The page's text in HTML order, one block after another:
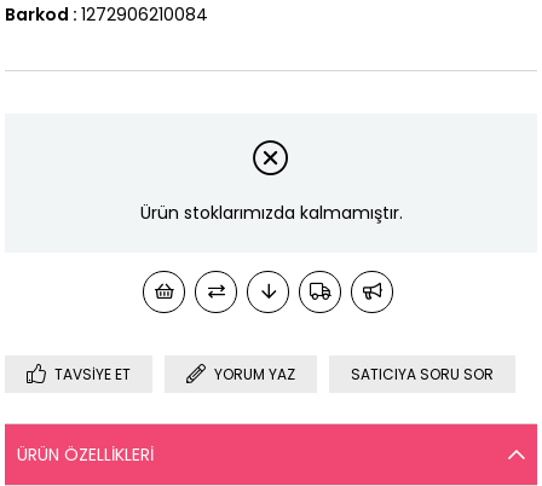
Barkod : 1272906210084
Ürün stoklarımızda kalmamıştır.
TAVSIYE ET YORUM YAZ SATICIYA SORU SOR
ÜRÜN ÖZELLIKLERI